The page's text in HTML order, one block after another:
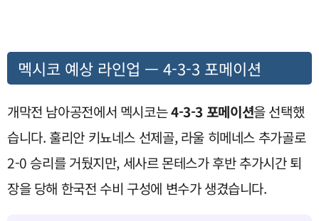
멕시코 예상 라인업 — 4-3-3 포메이션
개막전 남아공전에서 멕시코는4-3-3 포메이션을 선택했
습니다. 훌리안 키뇨네스 선제골, 라울 히메네스 추가골로
2-0 승리를 거뒀지만, 세사르 몬테스가 후반 추가시간 퇴
장을 당해 한국전 수비 구성에 변수가 생겼습니다.